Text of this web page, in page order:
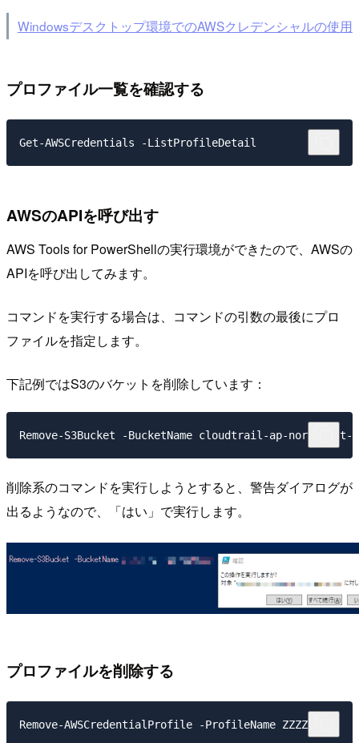
Windowsデスクトップ環境でのAWSクレデンシャルの使用
プロファイル一覧を確認する
Get-AWSCredentials -ListProfileDetail
AWSのAPIを呼び出す
AWS Tools for PowerShellの実行環境ができたので、AWSの
APIを呼び出してみます。
コマンドを実行する場合は、コマンドの引数の最後にプロ
ファイルを指定します。
下記例ではS3のバケットを削除しています：
Remove-S3Bucket -BucketName cloudtrail-ap-northeast-
削除系のコマンドを実行しようとすると、警告ダイアログが
出るようなので、「はい」で実行します。
プロファイルを削除する
Remove-AWSCredentialProfile -ProfileName ZZZZZ